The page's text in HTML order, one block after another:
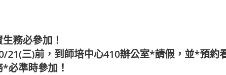
務必參加！
21(三)前，到師培中心410辦公室*請假，並*預約
必準時參加！